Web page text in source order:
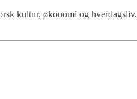
kultur, økonomi og hverdagsliv.